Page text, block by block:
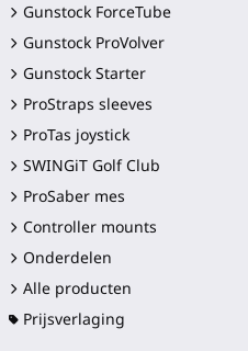
Gunstock ForceTube
Gunstock ProVolver
Gunstock Starter
ProStraps sleeves
ProTas joystick
SWINGiT Golf Club
ProSaber mes
Controller mounts
Onderdelen
Alle producten
Prijsverlaging